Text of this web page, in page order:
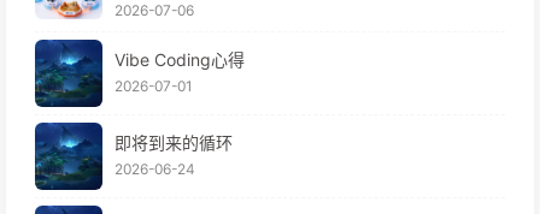
2026-07-06
Vibe Coding心得
2026-07-01
即将到来的循环
2026-06-24